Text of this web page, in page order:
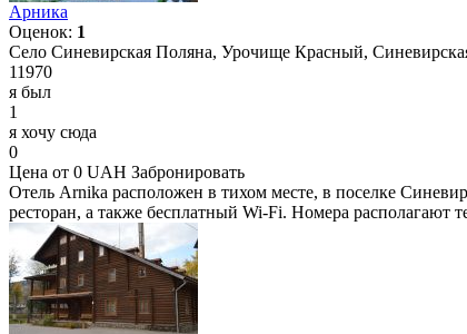
Арника
Оценок: 1
Село Синевирская Поляна, Урочище Красный,
11970
я был
1
я хочу сюда
0
Цена от 0 UAH Забронировать
Отель Arnika расположен в тихом месте, в поселке
ресторан, а также бесплатный Wi-Fi. Номера